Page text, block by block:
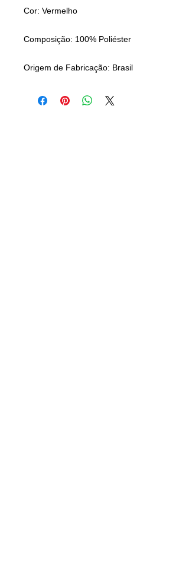
Cor: Vermelho
Composição: 100% Poliéster
Origem de Fabricação: Brasil